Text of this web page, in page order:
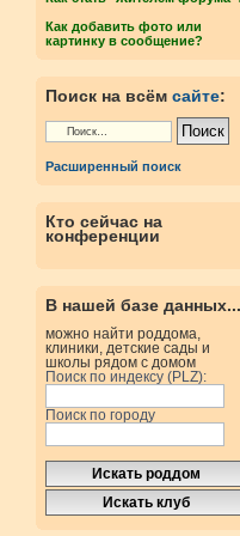
Как добавить фото или
картинку в сообщение?
Поиск на всём сайте:
Расширенный поиск
Кто сейчас на
конференции
В нашей базе данных...
можно найти роддома,
клиники, детские сады и
школы рядом с домом
Поиск по индексу (PLZ):
Поиск по городу